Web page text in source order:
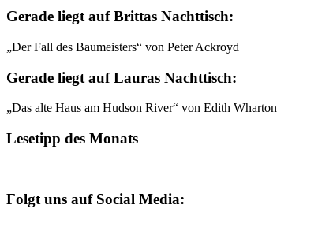
Gerade liegt auf Brittas Nachttisch:
„Der Fall des Baumeisters“ von Peter Ackroyd
Gerade liegt auf Lauras Nachttisch:
„Das alte Haus am Hudson River“ von Edith Wharton
Lesetipp des Monats
Folgt uns auf Social Media: